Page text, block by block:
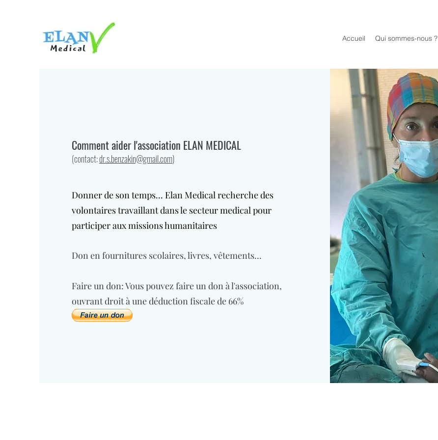
Accueil Qui sommes-nous ?
Comment aider l'association ELAN MEDICAL
(contact:dr.s.benzakin@gmail.com)
Donner de son temps... Elan Medical recherche des
volontaires travaillant dans le secteur medical pour
participer aux missions humanitaires
Donen fournitures scolaires, livres, vêtements...
Faire un don: Vous pouvez faire un don à l'association,
ouvrant droit à une déduction fiscale de 66%